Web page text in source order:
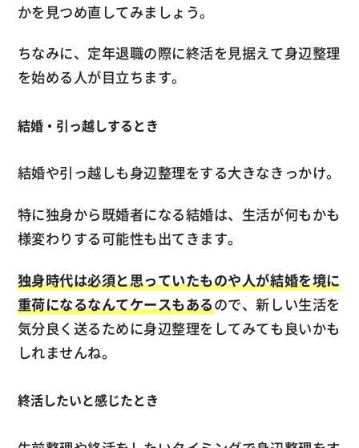
かを見つめ直してみましょう。
ちなみに、定年退職の際に終活を見据えて身辺整理
を始める人が目立ちます。
結婚・引っ越しするとき
結婚や引っ越しも身辺整理をする大きなきっかけ。
特に独身から既婚者になる結婚は、生活が何もかも
様変わりする可能性も出てきます。
独身時代は必須と思っていたものや人が結婚を境に
重荷になるなんてケースもあるので、新しい生活を
気分良く送るために身辺整理をしてみても良いかも
しれませんね。
終活したいと感じたとき